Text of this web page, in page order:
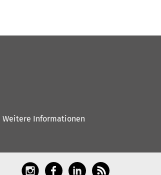
Weitere Informationen